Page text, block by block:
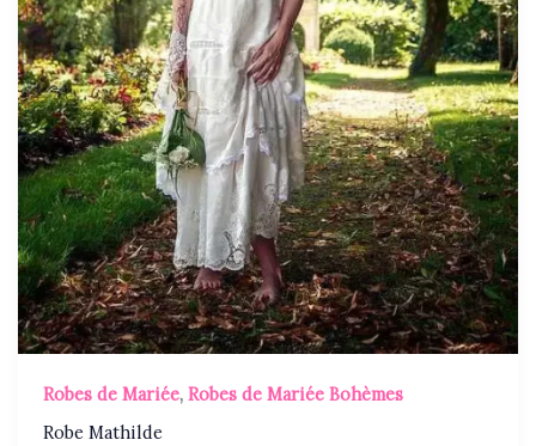
Robes de Mariée,Robes de Mariée Bohèmes
Robe Mathilde